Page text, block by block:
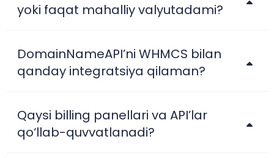
yoki faqat mahalliy valyutadami?
DomainNameAPI’ni WHMCS bilan
qanday integratsiya qilaman?
Qaysi billing panellari va API’lar
qo‘llab-quvvatlanadi?